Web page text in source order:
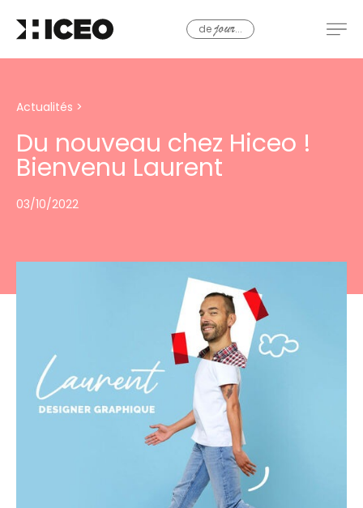
dejour...
Actualités >
Du nouveau chez Hiceo !
Bienvenu Laurent
03/10/2022